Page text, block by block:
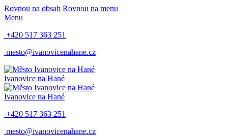
Rovnou na obsah Rovnou na menu
Menu
+420 517 363 251
mesto@ivanovicenahane.cz
Ivanovice na Hané
Ivanovice na Hané
+420 517 363 251
mesto@ivanovicenahane.cz